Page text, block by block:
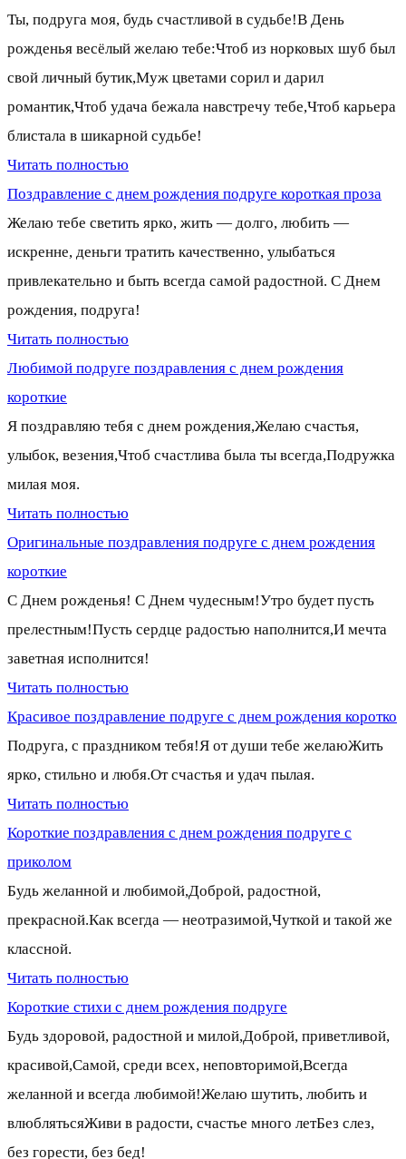
Ты, подруга моя, будь счастливой в судьбе!В День
рожденья весёлый желаю тебе:Чтоб из норковых шуб был
свой личный бутик,Муж цветами сорил и дарил
романтик,Чтоб удача бежала навстречу тебе,Чтоб карьера
блистала в шикарной судьбе!
Читать полностью
Поздравление с днем рождения подруге короткая проза
Желаю тебе светить ярко, жить — долго, любить —
искренне, деньги тратить качественно, улыбаться
привлекательно и быть всегда самой радостной. С Днем
рождения, подруга!
Читать полностью
Любимой подруге поздравления с днем рождения
короткие
Я поздравляю тебя с днем рождения,Желаю счастья,
улыбок, везения,Чтоб счастлива была ты всегда,Подружка
милая моя.
Читать полностью
Оригинальные поздравления подруге с днем рождения
короткие
С Днем рожденья! С Днем чудесным!Утро будет пусть
прелестным!Пусть сердце радостью наполнится,И мечта
заветная исполнится!
Читать полностью
Красивое поздравление подруге с днем рождения коротко
Подруга, с праздником тебя!Я от души тебе желаюЖить
ярко, стильно и любя.От счастья и удач пылая.
Читать полностью
Короткие поздравления с днем рождения подруге с
приколом
Будь желанной и любимой,Доброй, радостной,
прекрасной.Как всегда — неотразимой,Чуткой и такой же
классной.
Читать полностью
Короткие стихи с днем рождения подруге
Будь здоровой, радостной и милой,Доброй, приветливой,
красивой,Самой, среди всех, неповторимой,Всегда
желанной и всегда любимой!Желаю шутить, любить и
влюблятьсяЖиви в радости, счастье много летБез слез,
без горести, без бед!